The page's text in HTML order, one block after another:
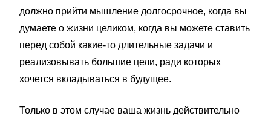
должно прийти мышление долгосрочное, когда вы
думаете о жизни целиком, когда вы можете ставить
перед собой какие-то длительные задачи и
реализовывать большие цели, ради которых
хочется вкладываться в будущее.
Только в этом случае ваша жизнь действительно